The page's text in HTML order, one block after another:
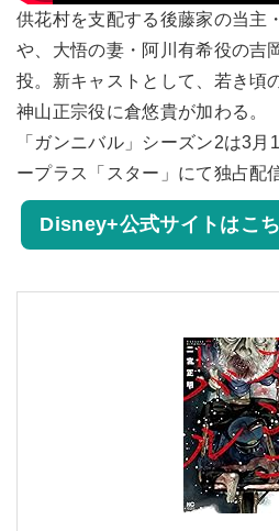
供花村を支配する後藤家の当主
や、大悟の妻・阿川有希役の吉
投。新キャストとして、若き頃
神山正宗役に倉悠貴が加わる。
「ガンニバル」シーズン2は3
ープラス「スター」にて独占配
Disney+公式サイトはこ